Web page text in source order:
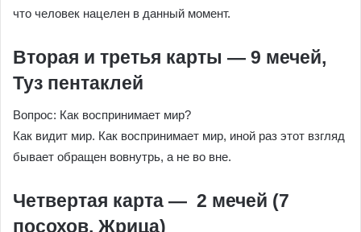
что человек нацелен в данный момент.
Вторая и третья карты — 9 мечей,
Туз пентаклей
Вопрос: Как воспринимает мир?
Как видит мир. Как воспринимает мир, иной раз этот взгляд
бывает обращен вовнутрь, а не во вне.
Четвертая карта — 2 мечей (7
посохов, Жрица)